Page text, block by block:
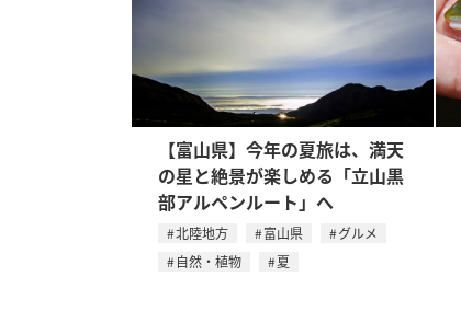
【富山県】今年の夏旅は、満天
の星と絶景が楽しめる「立山黒
部アルペンルート」へ
北陸地方 富山県
グルメ
自然・植物
夏